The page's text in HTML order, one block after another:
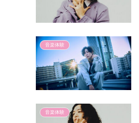
音楽体験
音楽体験